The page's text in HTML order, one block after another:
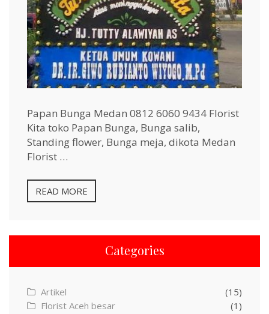
Papan Bunga Medan 0812 6060 9434 Florist
Kita toko Papan Bunga, Bunga salib,
Standing flower, Bunga meja, dikota Medan
Florist …
READ MORE
Categories
Artikel
(15)
Florist Aceh besar
(1)